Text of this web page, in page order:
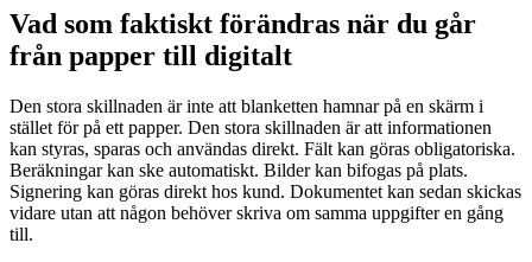
Vad som faktiskt förändras när du går
från papper till digitalt
Den stora skillnaden är inte att blanketten hamnar på en skärm i
stället för på ett papper. Den stora skillnaden är att informationen
kan styras, sparas och användas direkt. Fält kan göras obligatoriska.
Beräkningar kan ske automatiskt. Bilder kan bifogas på plats.
Signering kan göras direkt hos kund. Dokumentet kan sedan skickas
vidare utan att någon behöver skriva om samma uppgifter en gång
till.